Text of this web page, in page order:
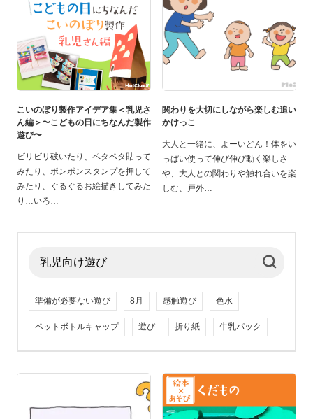
こいのぼり製作アイデア集＜乳児さ
ん編＞〜こどもの日にちなんだ製作
遊び〜
ビリビリ破いたり、ペタペタ貼って
みたり、ポンポンスタンプを押して
みたり、ぐるぐるお絵描きしてみた
り…いろ
関わりを大切にしながら楽しむ追い
かけっこ
大人と一緒に、よーいどん！体をい
っぱい使って伸び伸び動く楽しさ
や、大人との関わりや触れ合いを楽
しむ、戸外
準備が必要ない遊び 8月 感触遊び 色水
ペットボトルキャップ 遊び 折り紙 牛乳パック